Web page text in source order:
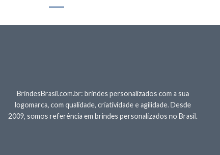
BrindesBrasil.com.br: brindes personalizados com a sua
logomarca, com qualidade, criatividade e agilidade. Desde
2009, somos referência em brindes personalizados no Brasil.